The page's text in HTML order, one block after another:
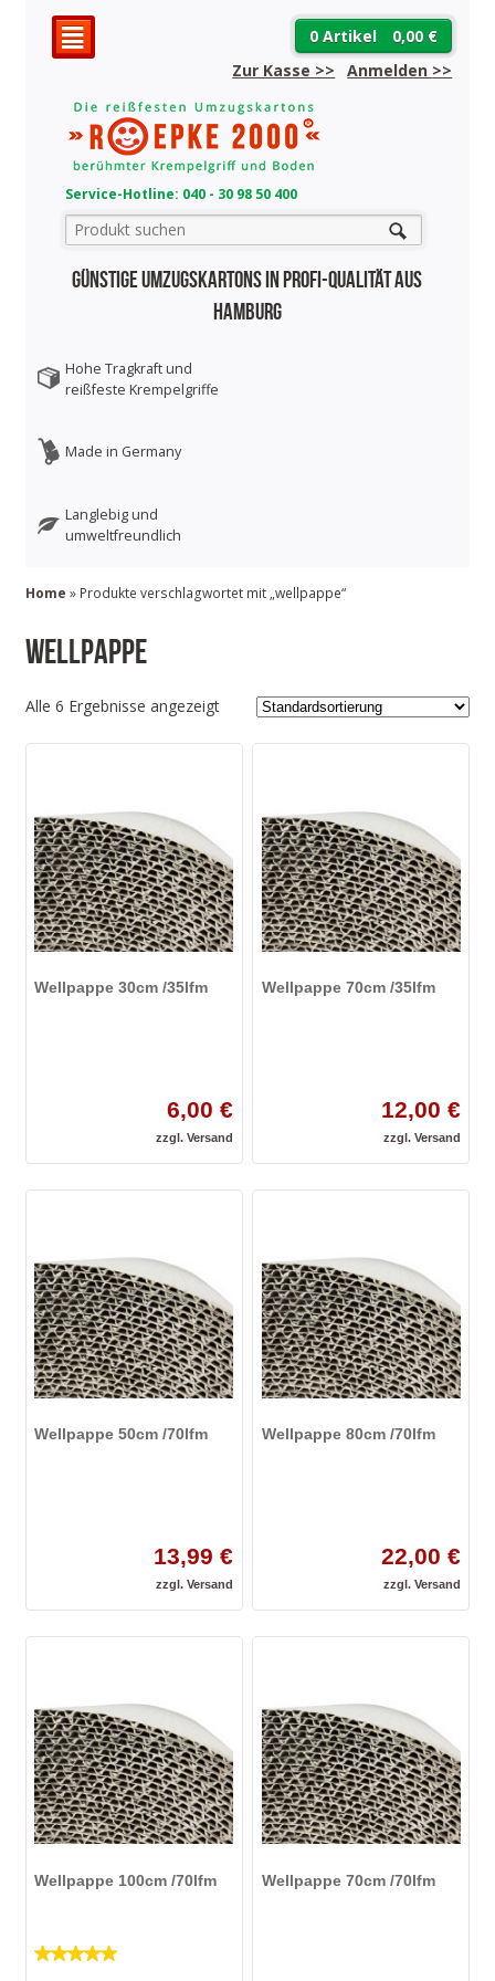
0 Artikel
0,00 €
Zur Kasse >>
Anmelden >>
Service-Hotline: 040 - 30 98 50 400
²
Günstige Umzugskartons in Profi-Qualität aus
Hamburg
Hohe Tragkraft und
reißfeste Krempelgriffe
Made in Germany
Langlebig und
umweltfreundlich
Home » Produkte verschlagwortet mit „wellpappe“
wellpappe
Alle 6 Ergebnisse angezeigt
Wellpappe 30cm /35lfm
6,00 €
zzgl.Versand
Wellpappe 70cm /35lfm
12,00 €
zzgl. Versand
Wellpappe 50cm /70lfm
13,99 €
zzgl.Versand
Wellpappe 80cm /70lfm
22,00 €
zzgl. Versand
Wellpappe 100cm /70lfm Wellpappe 70cm /70lfm